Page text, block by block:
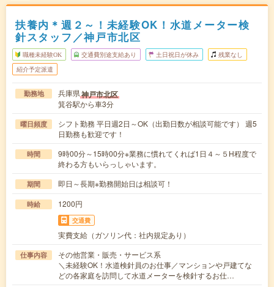
扶養内＊週２～！未経験OK！水道メーター検
針スタッフ／神戸市北区
職種未経験OK 交通費別途支給あり 土日祝日が休み 残業なし
紹介予定派遣
勤務地 兵庫県神戸市北区
箕谷駅から車3分
曜日頻度
シフト勤務 平日週2日～OK（出勤日数が相談可能です） 週5
日勤務も歓迎です！
時間
9時00分～15時00分※業務に慣れてくれば1日４～５H程度で
終わる方もいらっしゃいます。
期間 即日～長期※勤務開始日は相談可！
時給 1200円
交通費
実費支給（ガソリン代：社内規定あり）
仕事内容
その他営業・販売・サービス系
＼未経験OK！水道検針員のお仕事／マンションや戸建てな
どの各家庭を訪問して水道メーターを検針するお仕…